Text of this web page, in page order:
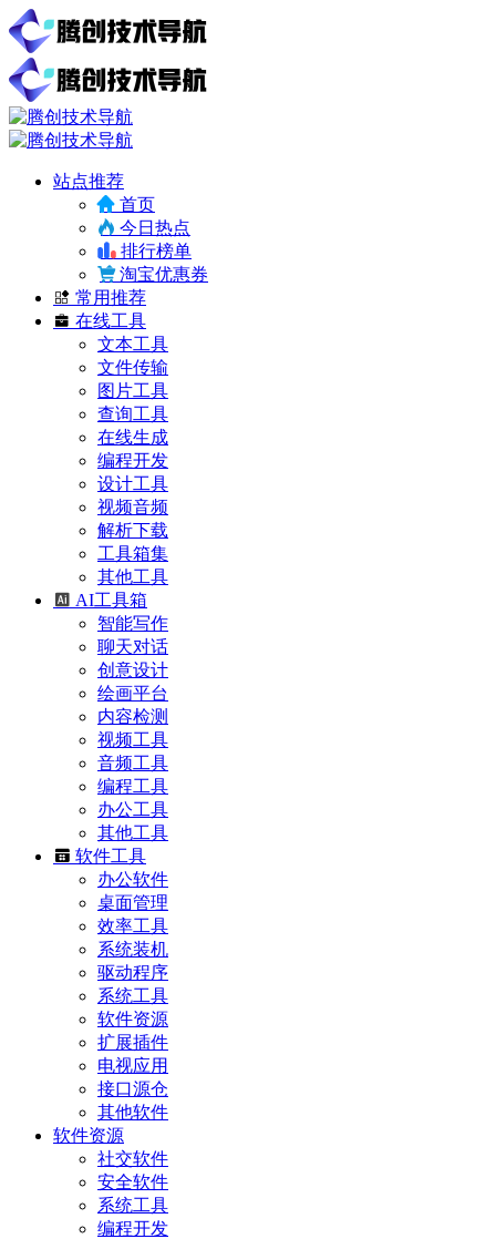
站点推荐
首页
今日热点
排行榜单
淘宝优惠券
常用推荐
在线工具
文本工具
文件传输
图片工具
查询工具
在线生成
编程开发
设计工具
视频音频
解析下载
工具箱集
其他工具
AI工具箱
智能写作
聊天对话
创意设计
绘画平台
内容检测
视频工具
音频工具
编程工具
办公工具
其他工具
软件工具
办公软件
桌面管理
效率工具
系统装机
驱动程序
系统工具
软件资源
扩展插件
电视应用
接口源仓
其他软件
软件资源
社交软件
安全软件
系统工具
编程开发